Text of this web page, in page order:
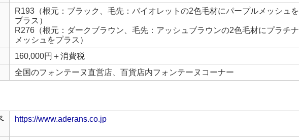
R193（根元：ブラック、毛先：バイオレットの2色毛材にパープルメッシュを
プラス）
R276（根元：ダークブラウン、毛先：アッシュブラウンの2色毛材にプラチナ
メッシュをプラス）
160,000円＋消費税
全国のフォンテーヌ直営店、百貨店内フォンテーヌコーナー
https://www.aderans.co.jp